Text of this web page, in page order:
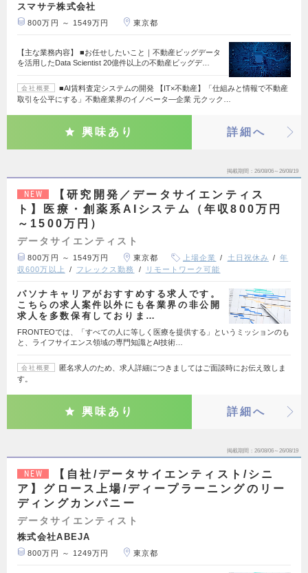
スマサテ株式会社
800万円 ～ 1549万円 東京都
【主な業務内容】 ■お任せしたいこと｜不動産ビッグデータ
を活用したData Scientist 20億件以上の不動産ビッグデ…
会社概要
■AI賃料査定システムの開発 【IT×不動産】「仕組みと情報で不動産
取引を公平にする」不動産業界のイノベータ―企業 元クック…
興味あり 詳細へ
掲載期間 26/08/06～26/08/19
NEW
【研究開発／データサイエンティス
ト】医療・創薬系AIシステム（年収800万円
～1500万円）
データサイエンティスト
800万円 ～ 1549万円 東京都 上場企業 土日祝休み
年
収600万以上
フレックス勤務 リモートワーク可能
パソナキャリアがおすすめする求人です。
こちらの求人案件以外にも各業界の非公開
求人を多数保有しておりま…
FRONTEOでは、「すべての人に等しく医療を提供する」というミッションのも
と、ライフサイエンス領域の専門知識とAI技術…
会社概要
匿名求人のため、求人詳細につきましてはご面談時にお伝え致しま
す。
興味あり 詳細へ
掲載期間 26/08/06～26/08/19
NEW
【自社/データサイエンティスト/シニ
ア】グロース上場/ディープラーニングのリー
ディングカンパニー
データサイエンティスト
株式会社ABEJA
800万円 ～ 1249万円 東京都